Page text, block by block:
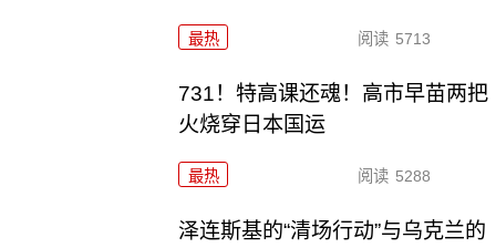
最热 阅读 5713
731！特高课还魂！高市早苗两把
火烧穿日本国运
最热 阅读 5288
泽连斯基的“清场行动”与乌克兰的